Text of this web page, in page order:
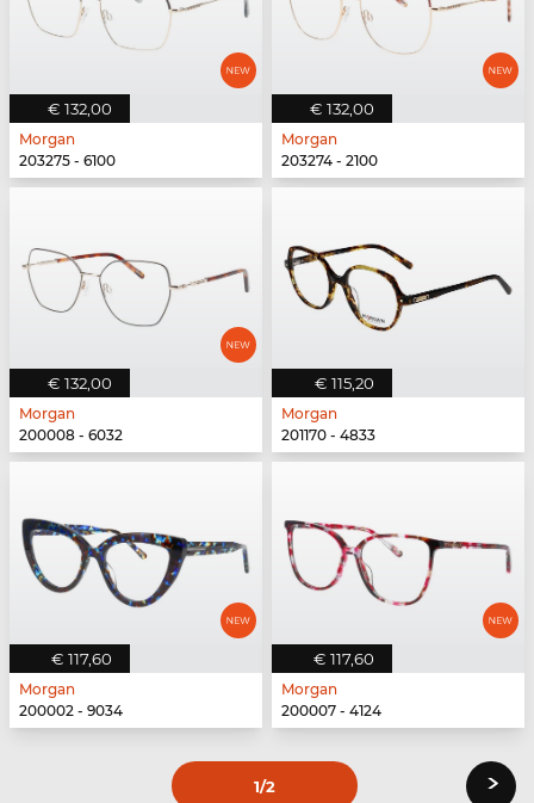
€ 132,00
Morgan
203275 - 6100
€ 132,00
Morgan
203274 - 2100
€ 132,00
Morgan
200008 - 6032
€ 115,20
Morgan
201170 - 4833
€ 117,60
Morgan
200002 - 9034
€ 117,60
Morgan
200007 - 4124
1/2 ›